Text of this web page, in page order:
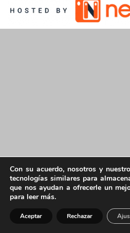
Con su acuerdo, nosotros y
tecnologías similares para
que nos ayudan a ofrecerle un
para leer más.
Aceptar Rechazar